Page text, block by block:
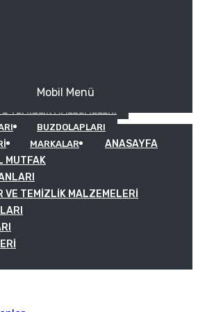
TEMIZLIK MALZEMELERI
BUZDOLAPLARI
MARKALAR
Mobil Menü
ANASAYFA
MUTFAK
VE TEMIZLIK MALZEMELERI